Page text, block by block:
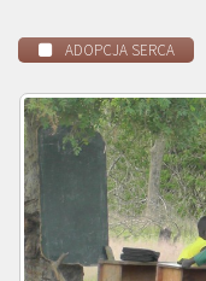
ADOPCJA SERCA